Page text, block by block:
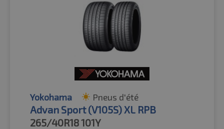
Yokohama Pneus d'été
Advan Sport (V105S) XL RPB
265/40R18101Y